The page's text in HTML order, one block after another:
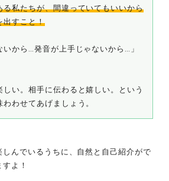
る私たちが、間違っていてもいいから
出すこと！
いから…発音が上手じゃないから…」
い。相手に伝わると嬉しい。という
わせてあげましょう。
んでいるうちに、自然と自己紹介がで
よ！